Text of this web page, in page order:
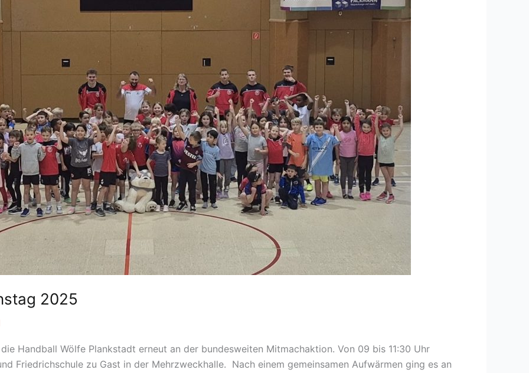
2025
Handball Wölfe Plankstadt erneut an der bundesweiten Mitmachaktion. Von 09 bis 11:30 Uhr
Friedrichschule zu Gast in der Mehrzweckhalle. Nach einem gemeinsamen Aufwärmen ging es an